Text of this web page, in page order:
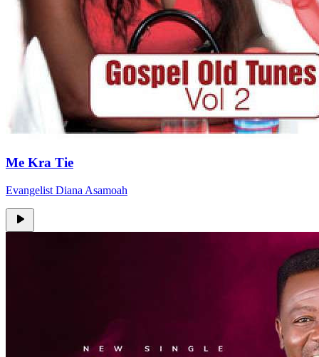
Me Kra Tie
Evangelist Diana Asamoah